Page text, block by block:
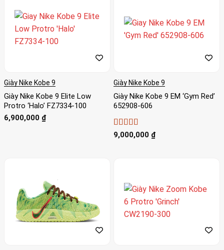
Giày Nike Kobe 9
Giày Nike Kobe 9 Elite Low
Protro ‘Halo’ FZ7334-100
6,900,000 ₫
Giày Nike Kobe 9
Giày Nike Kobe 9 EM ‘Gym Red’
652908-606
Được xếp
9,000,000 ₫